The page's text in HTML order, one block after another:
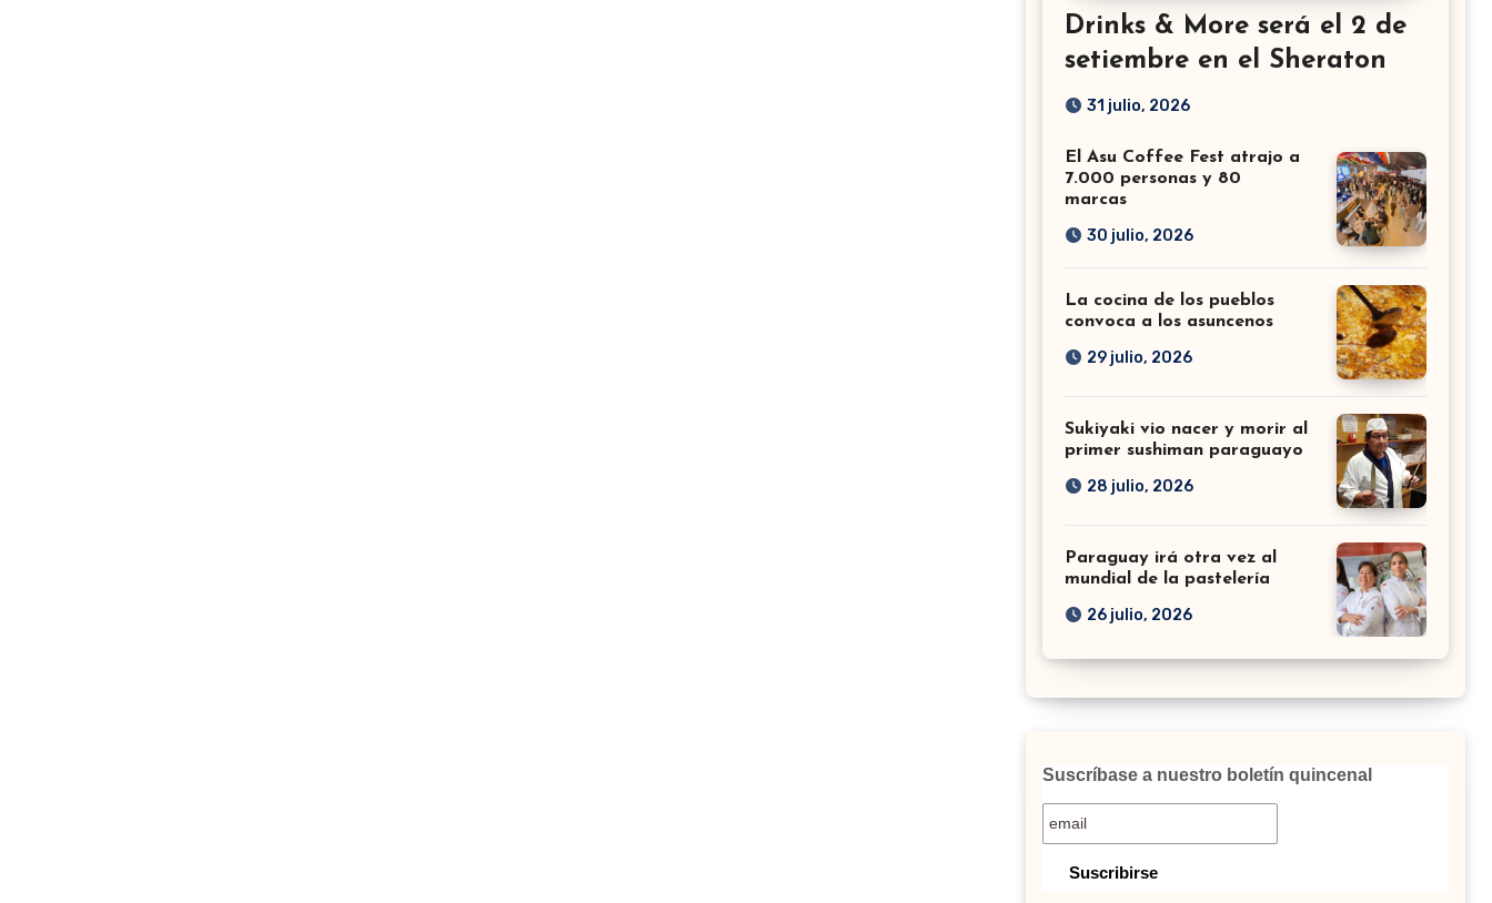
Drinks & More será el 2 de
setiembre en el Sheraton
31 julio, 2026
El Asu Coffee Fest atrajo a
7.000 personas y 80
marcas
30 julio, 2026
La cocina de los pueblos
convoca a los asuncenos
29 julio, 2026
Sukiyaki vio nacer y morir al
primer sushiman paraguayo
28 julio, 2026
Paraguay irá otra vez al
mundial de la pastelería
26 julio, 2026
Suscríbase a nuestro boletín quincenal